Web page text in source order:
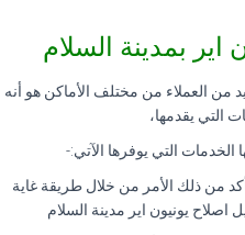
بمدينة السلام
من العملاء من مختلف الأماكن هو أنه
التي يقدمها،
الخدمات التي يوفرها الآتي:-
من ذلك الأمر من خلال طريقة غاية
يونيون اير مدينة السلام